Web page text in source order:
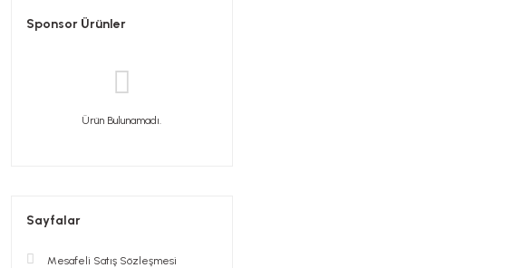
Sponsor Ürünler
Ürün Bulunamadı.
Sayfalar
Mesafeli Satış Sözleşmesi